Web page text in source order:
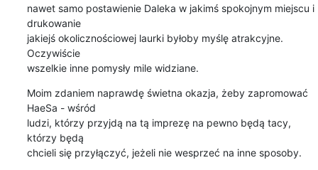
nawet samo postawienie Daleka w jakimś spokojnym miejscu i
drukowanie
jakiejś okolicznościowej laurki byłoby myślę atrakcyjne.
Oczywiście
wszelkie inne pomysły mile widziane.
Moim zdaniem naprawdę świetna okazja, żeby zapromować
HaeSa - wśród
ludzi, którzy przyjdą na tą imprezę na pewno będą tacy,
którzy będą
chcieli się przyłączyć, jeżeli nie wesprzeć na inne sposoby.